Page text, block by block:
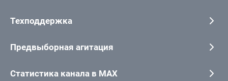
Техподдержка
Предвыборная агитация
Статистика канала в MAX